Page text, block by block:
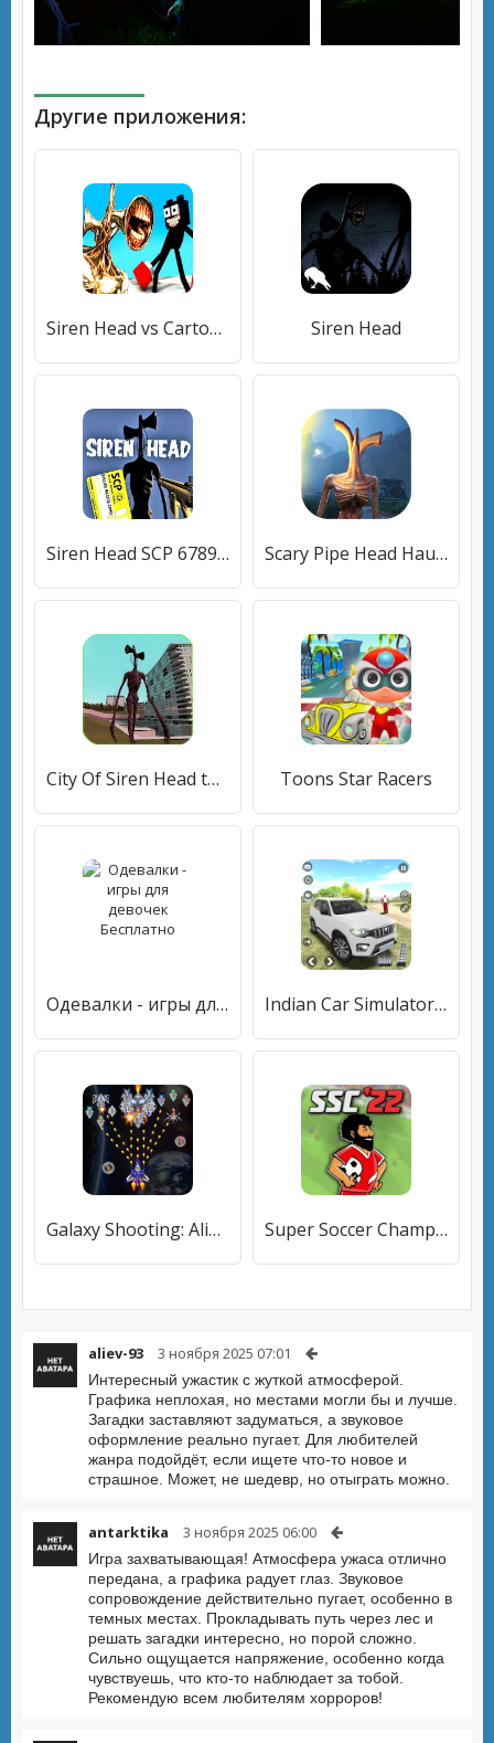
Другие приложения:
Siren Head vs Cartoon Cat Horror Game Siren Head
Siren Head SCP 6789 EXTREME HORROR SURVIVAL Scary Pipe Head Haunted Horror Escape Adventure
City Of Siren Head to the Jungle Horror Woods Toons Star Racers
Одевалки - игры для девочек Бесплатно Indian Car Simulator: Car Game
Galaxy Shooting: Alien Attack Super Soccer Champs '22 (Ads)
aliev-93 3 ноября 2025 07:01
Интересный ужастик с жуткой атмосферой.
Графика неплохая, но местами могли бы и лучше.
Загадки заставляют задуматься, а звуковое
оформление реально пугает. Для любителей
жанра подойдёт, если ищете что-то новое и
страшное. Может, не шедевр, но отыграть можно.
antarktika 3 ноября 2025 06:00
Игра захватывающая! Атмосфера ужаса отлично
передана, а графика радует глаз. Звуковое
сопровождение действительно пугает, особенно в
темных местах. Прокладывать путь через лес и
решать загадки интересно, но порой сложно.
Сильно ощущается напряжение, особенно когда
чувствуешь, что кто-то наблюдает за тобой.
Рекомендую всем любителям хорроров!